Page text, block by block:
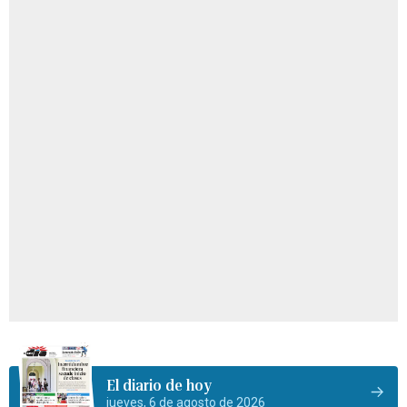
El diario de hoy
jueves, 6 de agosto de 2026